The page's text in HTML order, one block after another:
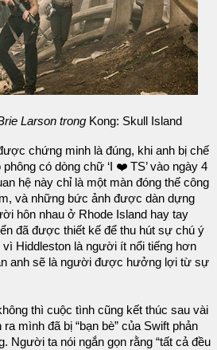
Larson trongKong: Skull Island
chứng minh là đúng, khi anh bị chế
có dòng chữ ‘I ❤️ TS’ vào ngày 4
hệ này chỉ là một màn đóng thế công
và những bức ảnh được dàn dựng
hôn nhau ở Rhode Island hay tay
đã được thiết kế để thu hút sự chú ý
Hiddleston là người ít nổi tiếng hơn
anh sẽ là người được hưởng lợi từ sự
thì cuộc tình cũng kết thúc sau vài
mình đã bị “bạn bè” của Swift phản
Người ta nói ngắn gọn rằng “tất cả đều